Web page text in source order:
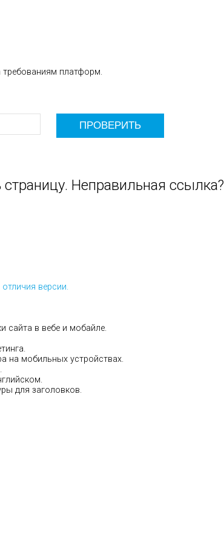
требованиям платформ.
Неправильная ссылка?
отличия версии.
сайта в вебе и мобайле.
на мобильных устройствах.
для заголовков.